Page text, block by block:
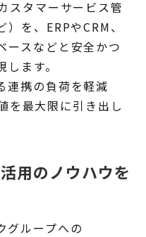
スタマーサービス管
を、ERPやCRM、
ースなどと安全かつ
ます。
連携の負荷を軽減
最大限に引き出し
用のノウハウを
グループへの